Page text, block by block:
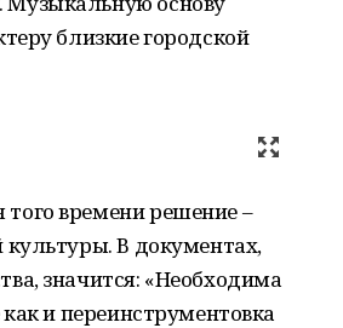
близкие городской
времени решение –
культуры. В документах,
значится: «Необходима
и переинструментовка